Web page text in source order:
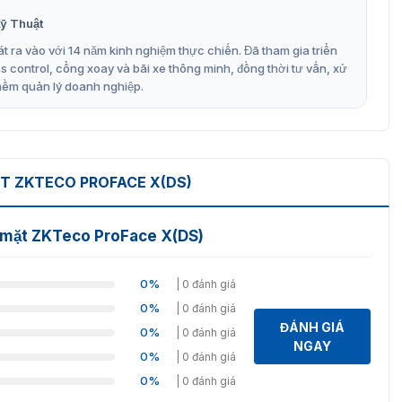
để nhận diện ngay cả trong môi trường ánh sáng yếu,
nhóm đối tượng người dùng khác nhau.
liệu tốt hơn.
Thuật
ra vào với 14 năm kinh nghiệm thực chiến. Đã tham gia triển
control, cổng xoay và bãi xe thông minh, đồng thời tư vấn, xử
quản lý doanh nghiệp.
ZKTECO PROFACE X(DS)
ZKTeco ProFace X(DS)
0% | 0 đánh giá
0% | 0 đánh giá
0% | 0 đánh giá
0% | 0 đánh giá
0% | 0 đánh giá
ĐÁNH GIÁ
NGAY